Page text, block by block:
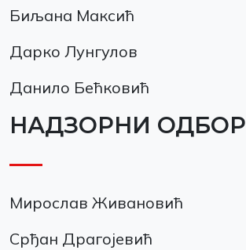
Биљана Максић
Дарко Лунгулов
Данило Бећковић
НАДЗОРНИ ОДБОР
Мирослав Живановић
Срђан Драгојевић